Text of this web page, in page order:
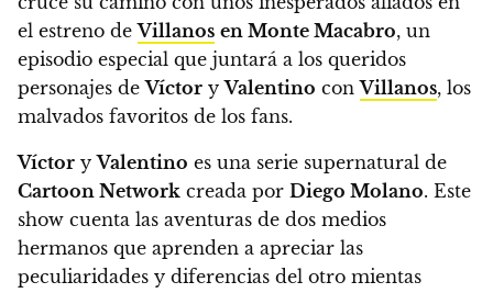
el estreno deVillanos en Monte Macabro, un
episodio especial que juntará a los queridos
personajes deVíctor yValentino conVillanos, los
malvados favoritos de los fans.
Víctor yValentino es una serie supernatural de
Cartoon Network creada por Diego Molano. Este
show cuenta las aventuras de dos medios
hermanos que aprenden a apreciar las
peculiaridades y diferencias del otro mientas